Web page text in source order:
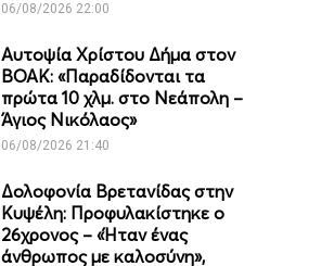
06/08/2026 22:00
Αυτοψία Χρίστου Δήμα στον
ΒΟΑΚ: «Παραδίδονται τα
πρώτα 10 χλμ. στο Νεάπολη –
Άγιος Νικόλαος»
06/08/2026 21:40
Δολοφονία Βρετανίδας στην
Κυψέλη: Προφυλακίστηκε ο
26χρονος – «Ήταν ένας
άνθρωπος με καλοσύνη»,